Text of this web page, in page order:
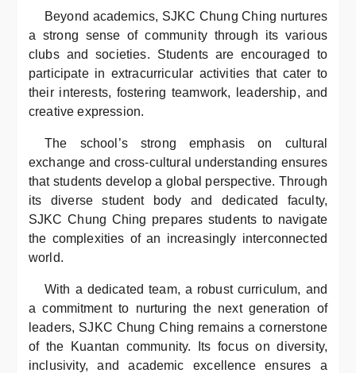
Beyond academics, SJKC Chung Ching nurtures
a strong sense of community through its various
clubs and societies. Students are encouraged to
participate in extracurricular activities that cater to
their interests, fostering teamwork, leadership, and
creative expression.
The school’s strong emphasis on cultural
exchange and cross-cultural understanding ensures
that students develop a global perspective. Through
its diverse student body and dedicated faculty,
SJKC Chung Ching prepares students to navigate
the complexities of an increasingly interconnected
world.
With a dedicated team, a robust curriculum, and
a commitment to nurturing the next generation of
leaders, SJKC Chung Ching remains a cornerstone
of the Kuantan community. Its focus on diversity,
inclusivity, and academic excellence ensures a